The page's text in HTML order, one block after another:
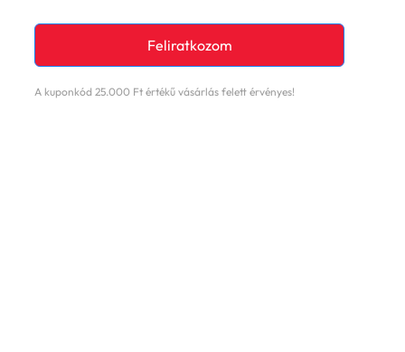
Feliratkozom
A kuponkód 25.000 Ft értékű vásárlás felett érvényes!